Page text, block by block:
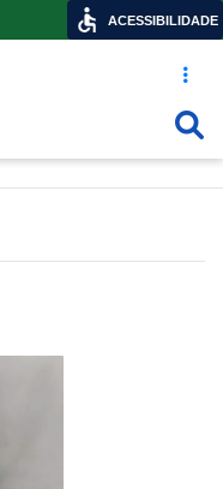
Acesso
ACESSIBILIDADE